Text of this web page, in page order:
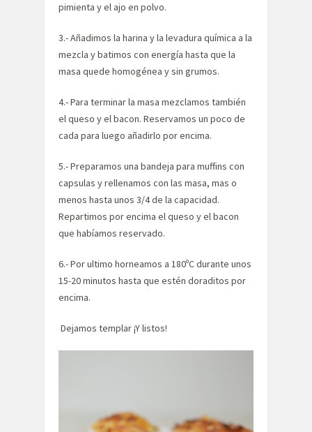
pimienta y el ajo en polvo.
3.- Añadimos la harina y la levadura química a la
mezcla y batimos con energía hasta que la
masa quede homogénea y sin grumos.
4.- Para terminar la masa mezclamos también
el queso y el bacon. Reservamos un poco de
cada para luego añadirlo por encima.
5.- Preparamos una bandeja para muffins con
capsulas y rellenamos con las masa, mas o
menos hasta unos 3/4 de la capacidad.
Repartimos por encima el queso y el bacon
que habíamos reservado.
6.- Por ultimo horneamos a 180ºC durante unos
15-20 minutos hasta que estén doraditos por
encima.
Dejamos templar ¡Y listos!